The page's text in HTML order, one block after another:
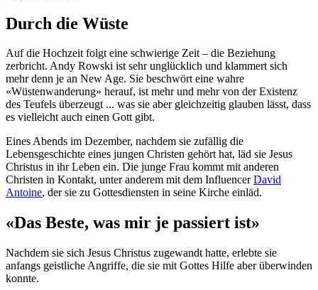
Durch die Wüste
Auf die Hochzeit folgt eine schwierige Zeit – die Beziehung
zerbricht. Andy Rowski ist sehr unglücklich und klammert sich
mehr denn je an New Age. Sie beschwört eine wahre
«Wüstenwanderung» herauf, ist mehr und mehr von der Existenz
des Teufels überzeugt ... was sie aber gleichzeitig glauben lässt, dass
es vielleicht auch einen Gott gibt.
Eines Abends im Dezember, nachdem sie zufällig die
Lebensgeschichte eines jungen Christen gehört hat, läd sie Jesus
Christus in ihr Leben ein. Die junge Frau kommt mit anderen
Christen in Kontakt, unter anderem mit dem InfluencerDavid
Antoine, der sie zu Gottesdiensten in seine Kirche einläd.
«Das Beste, was mir je passiert ist»
Nachdem sie sich Jesus Christus zugewandt hatte, erlebte sie
anfangs geistliche Angriffe, die sie mit Gottes Hilfe aber überwinden
konnte.